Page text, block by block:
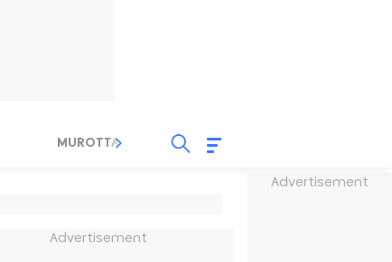
Advertisement
MUROTTAL TAUSYIAH
Advertisement